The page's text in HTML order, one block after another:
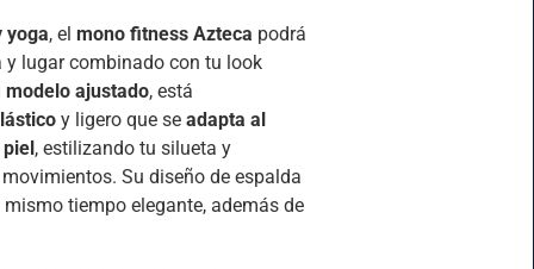
yoga, el mono fitness Azteca podrá
y lugar combinado con tu look
modelo ajustado, está
y ligero que se adapta al
piel, estilizando tu silueta y
Su diseño de espalda
tiempo elegante, además de